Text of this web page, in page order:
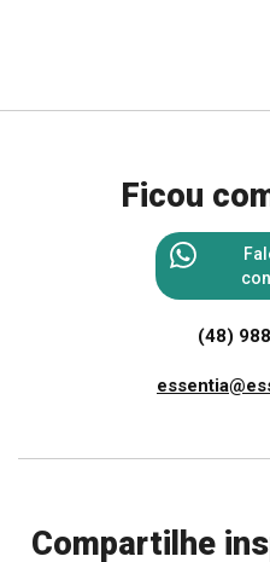
Ficou
(48)
Compartilhe